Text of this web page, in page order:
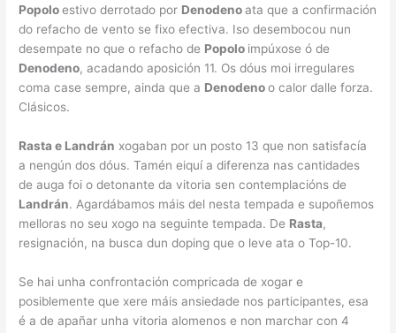
Popoloestivo derrotado por Denodenoata que a confirmación
do refacho de vento se fixo efectiva. Iso desembocou nun
desempate no que o refacho de Popolo impúxose ó de
Denodeno, acadando aposición 11. Os dóus moi irregulares
coma case sempre, ainda que a Denodenoo calor dalle forza.
Clásicos.
Rasta e Landrán xogaban por un posto 13 que non satisfacía
a nengún dos dóus. Tamén eiquí a diferenza nas cantidades
de auga foi o detonante da vitoria sen contemplacións de
Landrán. Agardábamos máis del nesta tempada e supoñemos
melloras no seu xogo na seguinte tempada. De Rasta,
resignación, na busca dun doping que o leve ata o Top-10.
Se hai unha confrontación compricada de xogar e
posiblemente que xere máis ansiedade nos participantes, esa
é a de apañar unha vitoria alomenos e non marchar con 4